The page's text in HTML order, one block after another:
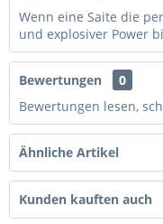
Wenn eine Saite die
und explosiver Power
Bewertungen
0
Bewertungen lesen,
Ähnliche Artikel
Kunden kauften auch